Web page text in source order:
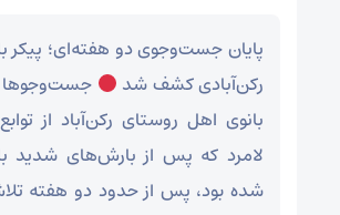
پایان جست‌وجوی دو هفته‌ای؛ پیکر
رکن‌آبادی کشف شد
جست‌وجوها
بانوی اهل روستای رکن‌آباد از
لامرد که پس از بارش‌های شدید
شده بود، پس از حدود دو هفته